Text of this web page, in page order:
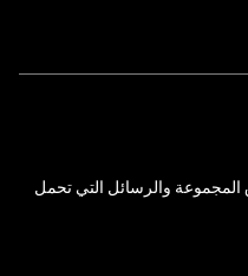
والرسائل التي تحمل